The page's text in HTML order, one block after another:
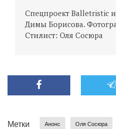
Спецпроект Balletristic
Димы Борисова.
Стилист: Оля Сосюра
Метки Анонс Оля Сосюра